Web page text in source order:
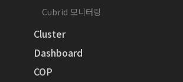
Cubrid 모니터링
Cluster
Dashboard
COP